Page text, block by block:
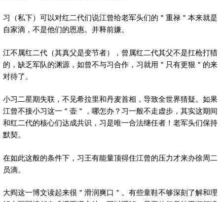
习（私下）可以对红二代们说江曾给老军头们的＂重禄＂本来就是
自家滴，不是他们的恩惠。并释前嫌。
江不属红二代（其真父是变节者），曾属红二代其父不是扛枪打猎
的，缺乏军队的渊源，如曾不与习合作，习就用＂只有更狠＂的来
对待了。
小习二星期失联，不见希拉里和丹麦首相，导致全世界猜疑。如果
江曾不接小习这一＂壶＂，哪怎办？习一般不走虚步，其实这期间
和红二代的核心们达成共识，习是唯一合法继任者！老军头们保持
默契。
在如此这般的条件下，习王有能量顶得住江曾的压力才来办徐周二
员滴。
大阎这一博文读起来很＂滑润爽口＂。有些童鞋不够深刻了解和理